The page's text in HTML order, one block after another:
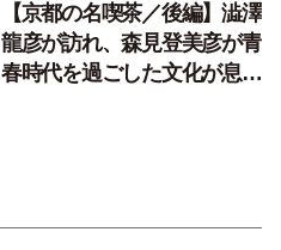
【京都の名喫茶／後編】澁澤
龍彦が訪れ、森見登美彦が青
春時代を過ごした文化が息づ